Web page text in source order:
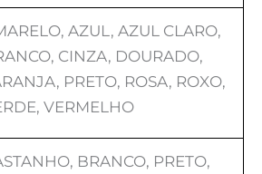
AZUL, AZUL CLARO,
CINZA, DOURADO,
PRETO, ROSA, ROXO,
VERMELHO
BRANCO, PRETO,